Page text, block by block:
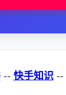
-- 快手知识 --